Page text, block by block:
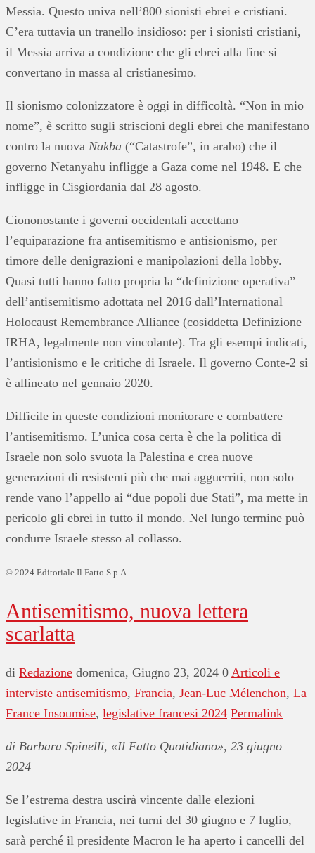
Messia. Questo univa nell’800 sionisti ebrei e cristiani.
C’era tuttavia un tranello insidioso: per i sionisti cristiani,
il Messia arriva a condizione che gli ebrei alla fine si
convertano in massa al cristianesimo.
Il sionismo colonizzatore è oggi in difficoltà. “Non in mio
nome”, è scritto sugli striscioni degli ebrei che manifestano
contro la nuova Nakba (“Catastrofe”, in arabo) che il
governo Netanyahu infligge a Gaza come nel 1948. E che
infligge in Cisgiordania dal 28 agosto.
Ciononostante i governi occidentali accettano
l’equiparazione fra antisemitismo e antisionismo, per
timore delle denigrazioni e manipolazioni della lobby.
Quasi tutti hanno fatto propria la “definizione operativa”
dell’antisemitismo adottata nel 2016 dall’International
Holocaust Remembrance Alliance (cosiddetta Definizione
IRHA, legalmente non vincolante). Tra gli esempi indicati,
l’antisionismo e le critiche di Israele. Il governo Conte-2 si
è allineato nel gennaio 2020.
Difficile in queste condizioni monitorare e combattere
l’antisemitismo. L’unica cosa certa è che la politica di
Israele non solo svuota la Palestina e crea nuove
generazioni di resistenti più che mai agguerriti, non solo
rende vano l’appello ai “due popoli due Stati”, ma mette in
pericolo gli ebrei in tutto il mondo. Nel lungo termine può
condurre Israele stesso al collasso.
© 2024 Editoriale Il Fatto S.p.A.
Antisemitismo, nuova lettera
scarlatta
di Redazione domenica, Giugno 23, 2024 0 Articoli e
interviste antisemitismo, Francia, Jean-Luc Mélenchon, La
France Insoumise, legislative francesi 2024 Permalink
di Barbara Spinelli, «Il Fatto Quotidiano», 23 giugno
2024
Se l’estrema destra uscirà vincente dalle elezioni
legislative in Francia, nei turni del 30 giugno e 7 luglio,
sarà perché il presidente Macron le ha aperto i cancelli del